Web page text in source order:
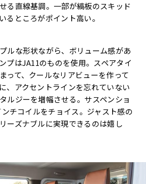
る直線基調。一部が縞板のスキッド
るところがポイント高い。
ルな形状ながら、ボリューム感があ
プはJA11のものを使用。スペアタイ
って、クールなリアビューを作って
、アクセントラインを忘れていない
ルジーを増幅させる。サスペンショ
チコイルをチョイス。ジャスト感の
ーズナブルに実現できるのは嬉し